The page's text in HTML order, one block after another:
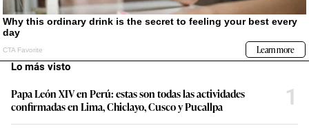
Lo más visto
Papa León XIV en Perú: estas son todas las actividades
confirmadas en Lima, Chiclayo, Cusco y Pucallpa
1